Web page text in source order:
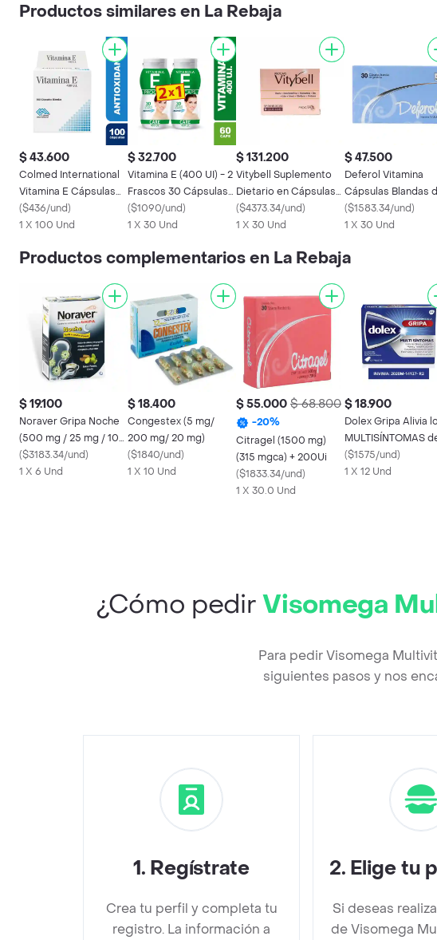
Productos similares en La Rebaja
$ 43.600
Colmed International
Vitamina E Cápsulas
Blandas
($436/und)
1 X 100 Und
$ 32.700
Vitamina E (400 UI) - 2
Frascos 30 Cápsulas
Blandas
($1090/und)
1 X 30 Und
$ 131.200
Vitybell Suplemento
Dietario en Cápsulas
Blandas
($4373.34/und)
1 X 30 Und
$ 47.500
Deferol Vitamina
Cápsulas Blandas
Gelatina
($1583.34/und)
1 X 30 Und
Productos complementarios en La Rebaja
$ 19.100
Noraver Gripa Noche
(500 mg / 25 mg / 10
mg)
($3183.34/und)
1 X 6 Und
$ 18.400
Congestex (5 mg/
200 mg/ 20 mg)
($1840/und)
1 X 10 Und
$ 55.000 $ 68.800
-20%
Citragel (1500 mg)
(315 mgca) + 200Ui
($1833.34/und)
1 X 30.0 Und
$ 18.900
Dolex Gripa Alivia los
MULTISÍNTOMAS
Gripa X 12 tabs
($1575/und)
1 X 12 Und
¿Cómo pedirVisomega
Para pedir Visomega
siguientes pasos y nos
1. Regístrate
Crea tu perfil y completa tu
registro. La información a
2. Elige tu
Si deseas
de Visomega